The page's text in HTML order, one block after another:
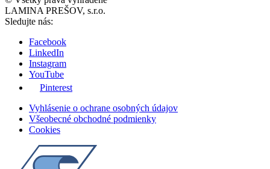
LAMINA PREŠOV, s.r.o.
Sledujte nás:
Facebook
LinkedIn
Instagram
YouTube
Pinterest
Vyhlásenie o ochrane osobných údajov
Všeobecné obchodné podmienky
Cookies